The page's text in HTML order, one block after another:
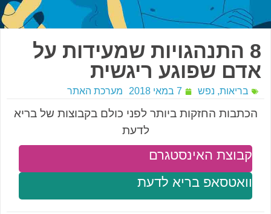
8 התנהגויות שמעידות על
אדם שפוגע ריגשית
בריאות, נפש 7 במאי 2018 מערכת האתר
הכתבות החזקות ביותר לפני כולם בקבוצות של בריא
לדעת
וואטסאפ בריא לדעת
קבוצת האינסטגרם